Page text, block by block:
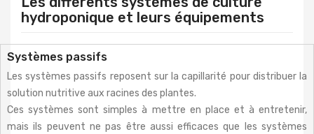
hydroponique et leurs équipements
Systèmes passifs
Les systèmes passifs reposent sur la capillarité pour distribuer la
solution nutritive aux racines des plantes.
Ces systèmes sont simples à mettre en place et à entretenir,
mais ils peuvent ne pas être aussi efficaces que les systèmes